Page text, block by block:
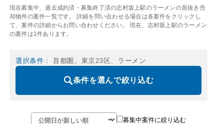
現在募集中、過去成約済・募集終了済の志村坂上駅のラーメンの居抜き売
却物件の案件一覧です。 詳細を問い合わせる場合は各案件をクリックし
て、案件の詳細からお問い合わせください。 現在、志村坂上駅のラーメン
の案件は1件あります。
選択条件 ： 首都圏、東京23区、ラーメン
条件を選んで絞り込む
募集中案件に絞り込む